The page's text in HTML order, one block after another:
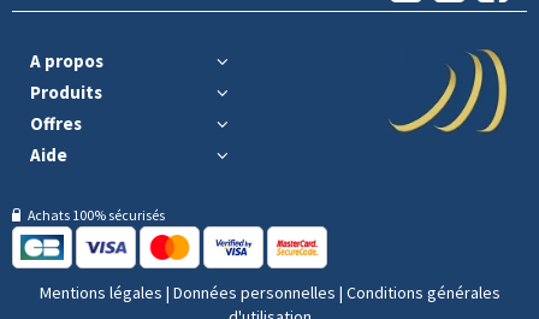
A propos
Produits
Offres
Aide
Achats 100% sécurisés
Mentions légales | Données personnelles | Conditions générales